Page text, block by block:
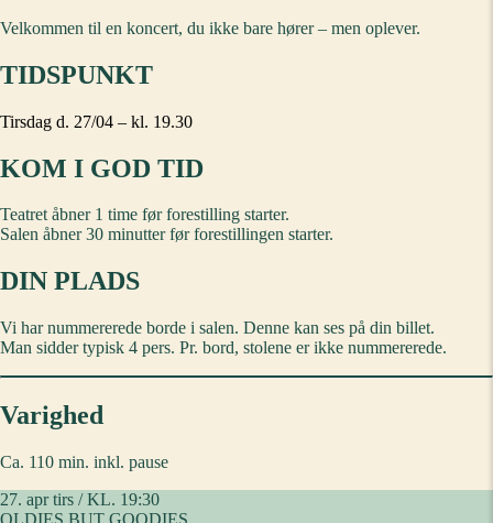
Velkommen til en koncert, du ikke bare hører – men oplever.
TIDSPUNKT
Tirsdag d. 27/04 – kl. 19.30
KOM I GOD TID
Teatret åbner 1 time før forestilling starter.
Salen åbner 30 minutter før forestillingen starter.
DIN PLADS
Vi har nummererede borde i salen. Denne kan ses på din billet.
Man sidder typisk 4 pers. Pr. bord, stolene er ikke nummererede.
Varighed
Ca. 110 min. inkl. pause
27. apr tirs / KL. 19:30
OLDIES BUT GOODIES